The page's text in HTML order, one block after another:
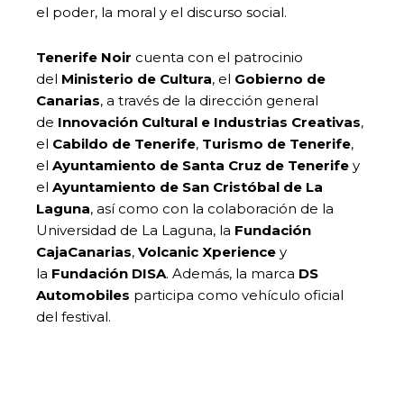
el poder, la moral y el discurso social.
Tenerife Noir cuenta con el patrocinio
del Ministerio de Cultura, el Gobierno de
Canarias, a través de la dirección general
de Innovación Cultural e Industrias Creativas,
el Cabildo de Tenerife, Turismo de Tenerife,
el Ayuntamiento de Santa Cruz de Tenerife y
el Ayuntamiento de San Cristóbal de La
Laguna, así como con la colaboración de la
Universidad de La Laguna, la Fundación
CajaCanarias, Volcanic Xperience y
la Fundación DISA. Además, la marca DS
Automobiles participa como vehículo oficial
del festival.